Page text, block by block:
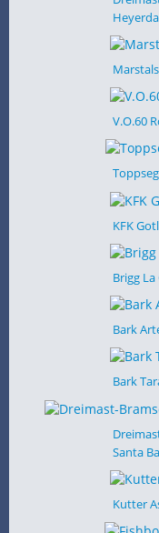
V.O.60
KFK
Brigg La
Bark
Bark
Santa
Kutter